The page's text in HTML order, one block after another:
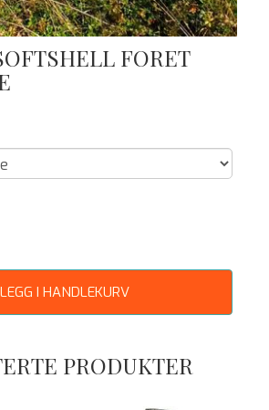
FORET
LEGG I HANDLEKURV
PRODUKTER